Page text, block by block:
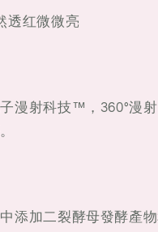
透红微微亮
漫射科技™，360°漫
添加二裂酵母發酵產